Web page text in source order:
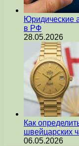
Юридические
в РФ
28.05.2026
Как
швейцарских
06.05.2026